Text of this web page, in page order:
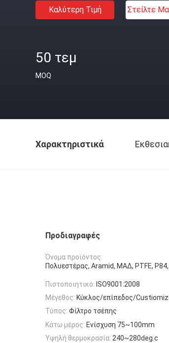
Καλύτερη Τιμή Στείλτε
50 τεμ
MOQ
Χαρακτηριστικά
Προδιαγραφές
Όνομα προϊόντος:
Πολυεστέρας, Aramid, ΜΑΔ, PTFE, P84,
Πιστοποιητικό: ISO9001:2008
Μέγεθος: Κύκλος/επίπεδος/
Τύπος: Φίλτρο τσέπης
Κάτω μέρος: Ενίσχυση 75~100mm
Υψηλή θερμοκρασία: 240~280deg.c